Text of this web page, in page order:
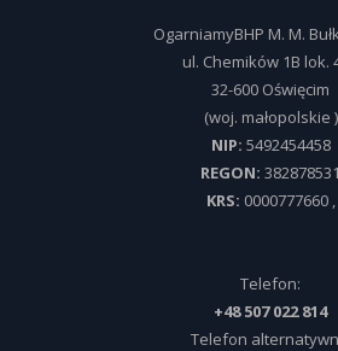
OgarniamyBHP M. M.
ul. Chemików 1B lok.
32-600 Oświęcim
(woj. małopolskie )
NIP: 5492454458
REGON: 382878531
KRS: 0000777660,
Telefon:
+48 507 022 814
Telefon